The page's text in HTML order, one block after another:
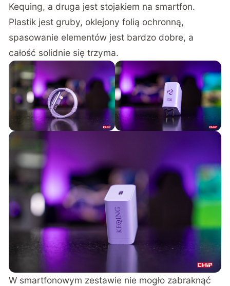
Kequing, a druga jest stojakiem na smartfon.
Plastik jest gruby, oklejony folią ochronną,
spasowanie elementów jest bardzo dobre, a
całość solidnie się trzyma.
W smartfonowym zestawie nie mogło zabraknąć